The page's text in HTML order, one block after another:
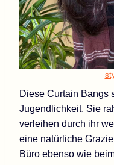
Diese Curtain Bangs
Jugendlichkeit. Sie
verleihen durch ihr
eine natürliche
Büro ebenso wie